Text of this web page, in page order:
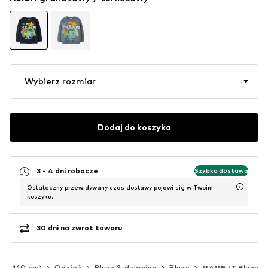
Wybierz rozmiar
Dodaj do koszyka
3 - 4 dni robocze Szybka dostawa
Ostateczny przewidywany czas dostawy pojawi się w Twoim
koszyku.
30 dni na zwrot towaru